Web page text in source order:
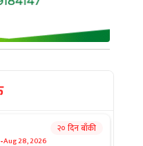
-Aug 28, 2026
२० दिन बाँकी